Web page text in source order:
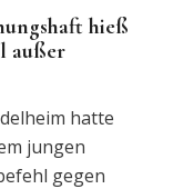
hieß
außer
hatte
jungen
gegen